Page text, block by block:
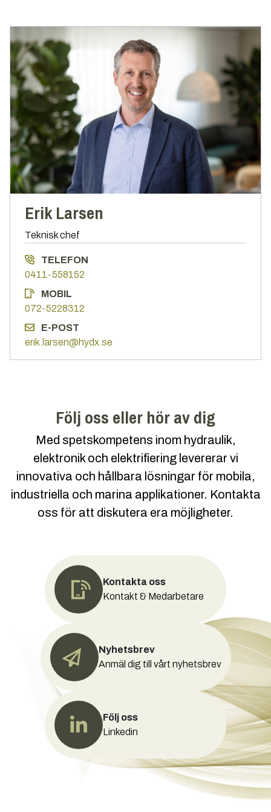
Erik Larsen
Teknisk chef
TELEFON
0411-558152
MOBIL
072-5228312
E-POST
erik.larsen@hydx.se
Följ oss eller hör av dig
Med spetskompetens inom hydraulik,
elektronik och elektrifiering levererar vi
innovativa och hållbara lösningar för mobila,
industriella och marina applikationer. Kontakta
oss för att diskutera era möjligheter.
Kontakta oss
Kontakt & Medarbetare
Nyhetsbrev
Anmäl dig till vårt nyhetsbrev
Följ oss
Linkedin